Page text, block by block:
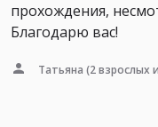
прохождения,
Благодарю вас!
Татьяна (2 взрослых